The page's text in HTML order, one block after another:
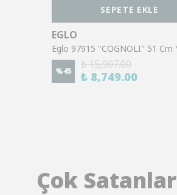
SEPETE EKLE
EGLO
%45
₺ 15,907.00
₺ 8,749.00
Çok Satanlar